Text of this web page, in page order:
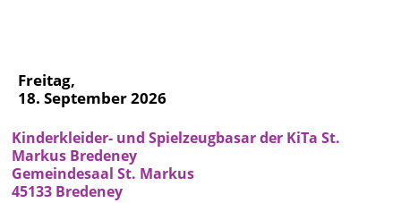
Freitag,
18. September 2026
Kinderkleider- und Spielzeugbasar der KiTa St.
Markus Bredeney
Gemeindesaal St. Markus
45133 Bredeney